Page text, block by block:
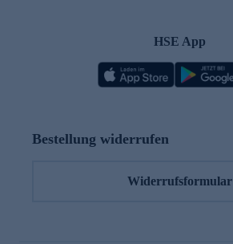
HSE App
Bestellung widerrufen
Widerrufsformular